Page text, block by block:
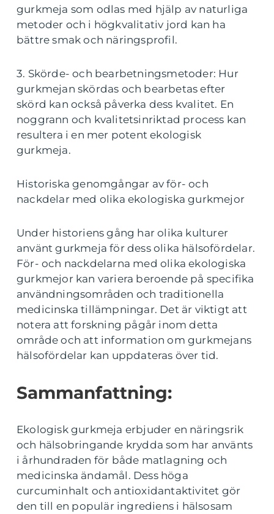
gurkmeja som odlas med hjälp av naturliga
metoder och i högkvalitativ jord kan ha
bättre smak och näringsprofil.
3. Skörde- och bearbetningsmetoder: Hur
gurkmejan skördas och bearbetas efter
skörd kan också påverka dess kvalitet. En
noggrann och kvalitetsinriktad process kan
resultera i en mer potent ekologisk
gurkmeja.
Historiska genomgångar av för- och
nackdelar med olika ekologiska gurkmejor
Under historiens gång har olika kulturer
använt gurkmeja för dess olika hälsofördelar.
För- och nackdelarna med olika ekologiska
gurkmejor kan variera beroende på specifika
användningsområden och traditionella
medicinska tillämpningar. Det är viktigt att
notera att forskning pågår inom detta
område och att information om gurkmejans
hälsofördelar kan uppdateras över tid.
Sammanfattning:
Ekologisk gurkmeja erbjuder en näringsrik
och hälsobringande krydda som har använts
i århundraden för både matlagning och
medicinska ändamål. Dess höga
curcuminhalt och antioxidantaktivitet gör
den till en populär ingrediens i hälsosam